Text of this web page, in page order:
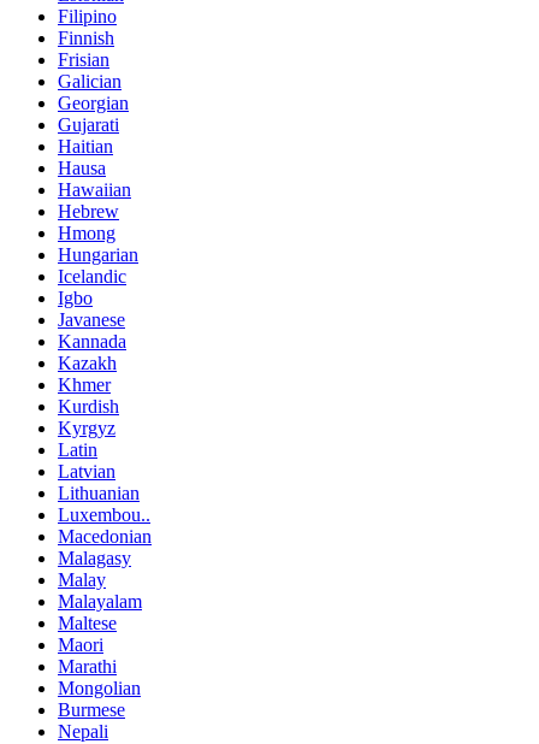
Filipino
Finnish
Frisian
Galician
Georgian
Gujarati
Haitian
Hausa
Hawaiian
Hebrew
Hmong
Hungarian
Icelandic
Igbo
Javanese
Kannada
Kazakh
Khmer
Kurdish
Kyrgyz
Latin
Latvian
Lithuanian
Luxembou..
Macedonian
Malagasy
Malay
Malayalam
Maltese
Maori
Marathi
Mongolian
Burmese
Nepali